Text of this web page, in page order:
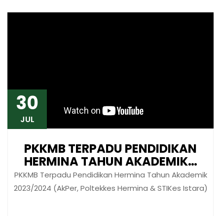
30
JUL
PKKMB TERPADU PENDIDIKAN
HERMINA TAHUN AKADEMIK…
PKKMB Terpadu Pendidikan Hermina Tahun Akademik
2023/2024 (AkPer, Poltekkes Hermina & STIKes Istara)